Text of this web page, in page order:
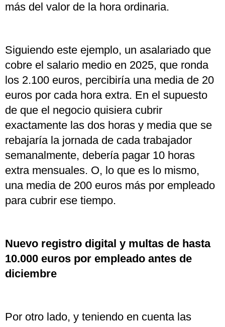
más del valor de la hora ordinaria.
Siguiendo este ejemplo, un asalariado que
cobre el salario medio en 2025, que ronda
los 2.100 euros, percibiría una media de 20
euros por cada hora extra. En el supuesto
de que el negocio quisiera cubrir
exactamente las dos horas y media que se
rebajaría la jornada de cada trabajador
semanalmente, debería pagar 10 horas
extra mensuales. O, lo que es lo mismo,
una media de 200 euros más por empleado
para cubrir ese tiempo.
Nuevo registro digital y multas de hasta
10.000 euros por empleado antes de
diciembre
Por otro lado, y teniendo en cuenta las